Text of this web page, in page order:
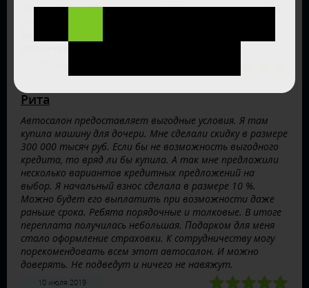
по такой цене. В результате я нашла то, что искала и
Рита
Автосалон предоставляет выгодные условия. Я там
купила машину для дочери. Мне сделали скидку в размере
300 000 тысяч руб. Если бы не возможность выгодного
кредита, то вряд ли бы купила. А так мне предложили
несколько вариантов кредитных предложений на
выбор. Я начальный взнос сделала в размере 10 %.
Можно будет его выплатить при возможности даже
раньше срока. Ребята порядочные и толковые. В итоге
переплата получилась небольшая. Подарком для меня
стало оформление страховки. К сотрудничеству могу
порекомендовать всем этот автосалон. И можно
доверять. Не подведут и ничего не навяжут.
10 июля 2019